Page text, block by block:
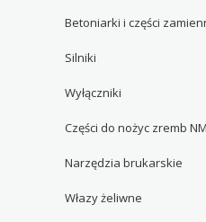
Betoniarki i części
Silniki
Wyłączniki
Części do nożyc zremb
Narzędzia brukarskie
Włazy żeliwne